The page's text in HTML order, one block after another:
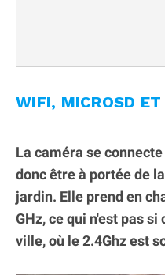
WIFI, MICROSD
La caméra se
donc être à portée de
jardin. Elle prend en
GHz, ce qui n'est pas
ville, où le 2.4Ghz est